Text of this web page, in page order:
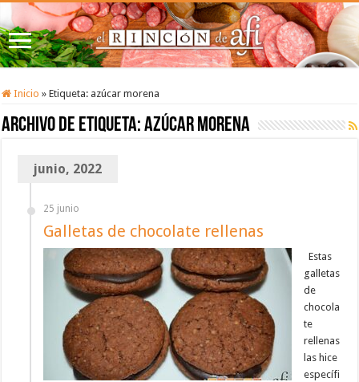
Inicio » Etiqueta: azúcar morena
Archivo de etiqueta:azúcar morena
junio, 2022
25 junio
Galletas de chocolate rellenas
Estas
galletas
de
chocola
te
rellenas
las hice
específi